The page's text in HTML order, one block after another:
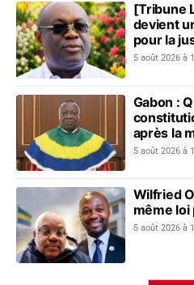
[Tribune
devient
pour la
l’unité
5 août 2026 à
Gabon :
après la
5 août 2026 à
Wilfried
même loi
5 août 2026 à